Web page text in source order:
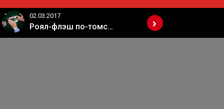
02.03.2017
Роял-флэш по-томски